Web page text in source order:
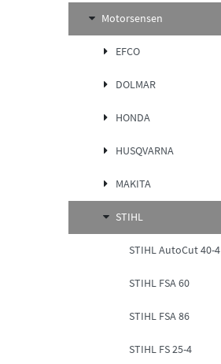
Motorsensen
EFCO
DOLMAR
HONDA
HUSQVARNA
MAKITA
STIHL
STIHL AutoCut 40-4
STIHL FSA 60
STIHL FSA 86
STIHL FS 25-4